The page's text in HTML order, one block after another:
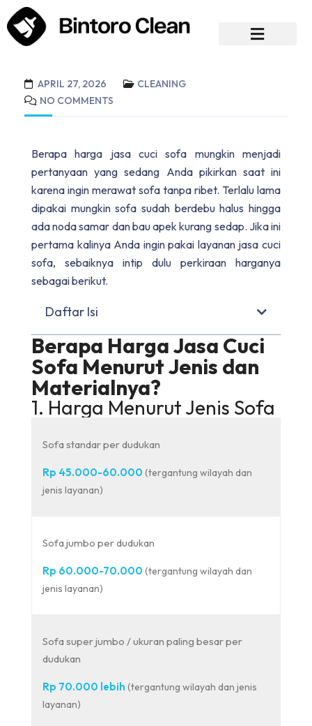
APRIL 27, 2026
CLEANING
NO COMMENTS
Berapa harga jasa cuci sofa mungkin menjadi
pertanyaan yang sedang Anda pikirkan saat ini
karena ingin merawat sofa tanpa ribet. Terlalu lama
dipakai mungkin sofa sudah berdebu halus hingga
ada noda samar dan bau apek kurang sedap. Jika ini
pertama kalinya Anda ingin pakai layanan jasa cuci
sofa, sebaiknya intip dulu perkiraan harganya
sebagai berikut.
Daftar Isi
Berapa Harga Jasa Cuci
Sofa Menurut Jenis dan
Materialnya?
1. Harga Menurut Jenis Sofa
Sofa standar per dudukan
Rp 45.000-60.000 (tergantung wilayah dan
jenis layanan)
Sofa jumbo per dudukan
Rp 60.000-70.000 (tergantung wilayah dan
jenis layanan)
Sofa super jumbo / ukuran paling besar per
dudukan
Rp 70.000 lebih (tergantung wilayah dan jenis
layanan)